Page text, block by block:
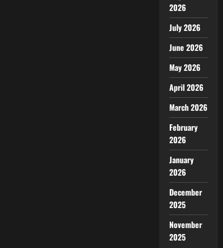
2026
July 2026
June 2026
May 2026
April 2026
March 2026
February
2026
January
2026
December
2025
November
2025